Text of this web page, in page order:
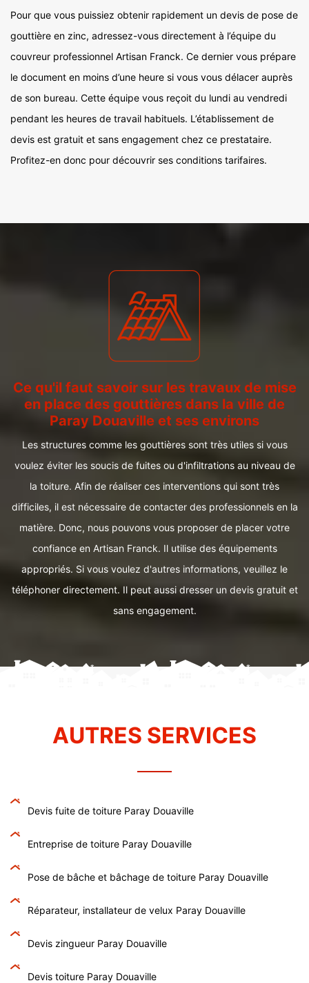
Pour que vous puissiez obtenir rapidement un devis de pose de
gouttière en zinc, adressez-vous directement à l’équipe du
couvreur professionnel Artisan Franck. Ce dernier vous prépare
le document en moins d’une heure si vous vous délacer auprès
de son bureau. Cette équipe vous reçoit du lundi au vendredi
pendant les heures de travail habituels. L’établissement de
devis est gratuit et sans engagement chez ce prestataire.
Profitez-en donc pour découvrir ses conditions tarifaires.
Ce qu'il faut savoir sur les travaux de mise
en place des gouttières dans la ville de
Paray Douaville et ses environs
Les structures comme les gouttières sont très utiles si vous
voulez éviter les soucis de fuites ou d'infiltrations au niveau de
la toiture. Afin de réaliser ces interventions qui sont très
difficiles, il est nécessaire de contacter des professionnels en la
matière. Donc, nous pouvons vous proposer de placer votre
confiance en Artisan Franck. Il utilise des équipements
appropriés. Si vous voulez d'autres informations, veuillez le
téléphoner directement. Il peut aussi dresser un devis gratuit et
sans engagement.
AUTRES SERVICES
Devis fuite de toiture Paray Douaville
Entreprise de toiture Paray Douaville
Pose de bâche et bâchage de toiture Paray Douaville
Réparateur, installateur de velux Paray Douaville
Devis zingueur Paray Douaville
Devis toiture Paray Douaville